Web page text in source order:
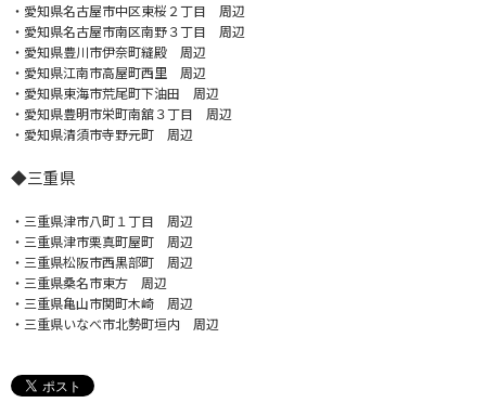
・愛知県名古屋市中区東桜２丁目 周辺
・愛知県名古屋市南区南野３丁目 周辺
・愛知県豊川市伊奈町縫殿 周辺
・愛知県江南市高屋町西里 周辺
・愛知県東海市荒尾町下油田 周辺
・愛知県豊明市栄町南舘３丁目 周辺
・愛知県清須市寺野元町 周辺
◆三重県
・三重県津市八町１丁目 周辺
・三重県津市栗真町屋町 周辺
・三重県松阪市西黒部町 周辺
・三重県桑名市東方 周辺
・三重県亀山市関町木崎 周辺
・三重県いなべ市北勢町垣内 周辺